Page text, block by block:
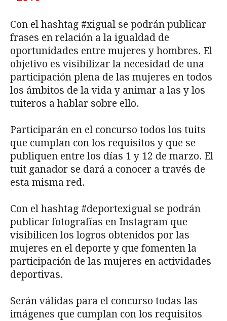
Con el hashtag #xigual se podrán publicar
frases en relación a la igualdad de
oportunidades entre mujeres y hombres. El
objetivo es visibilizar la necesidad de una
participación plena de las mujeres en todos
los ámbitos de la vida y animar a las y los
tuiteros a hablar sobre ello.
Participarán en el concurso todos los tuits
que cumplan con los requisitos y que se
publiquen entre los días 1 y 12 de marzo. El
tuit ganador se dará a conocer a través de
esta misma red.
Con el hashtag #deportexigual se podrán
publicar fotografías en Instagram que
visibilicen los logros obtenidos por las
mujeres en el deporte y que fomenten la
participación de las mujeres en actividades
deportivas.
Serán válidas para el concurso todas las
imágenes que cumplan con los requisitos